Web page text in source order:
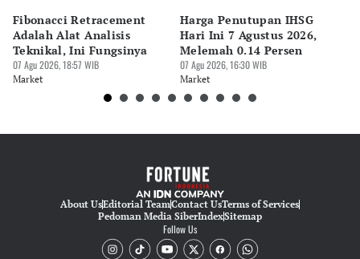
Fibonacci Retracement
Adalah Alat Analisis
Teknikal, Ini Fungsinya
07 Agu 2026, 18:57 WIB
Market
Harga Penutupan IHSG
Hari Ini 7 Agustus 2026,
Melemah 0.14 Persen
07 Agu 2026, 16:30 WIB
Market
About UsEditorial TeamContact UsTerms of Services
Pedoman Media SiberIndexSitemap
Follow Us